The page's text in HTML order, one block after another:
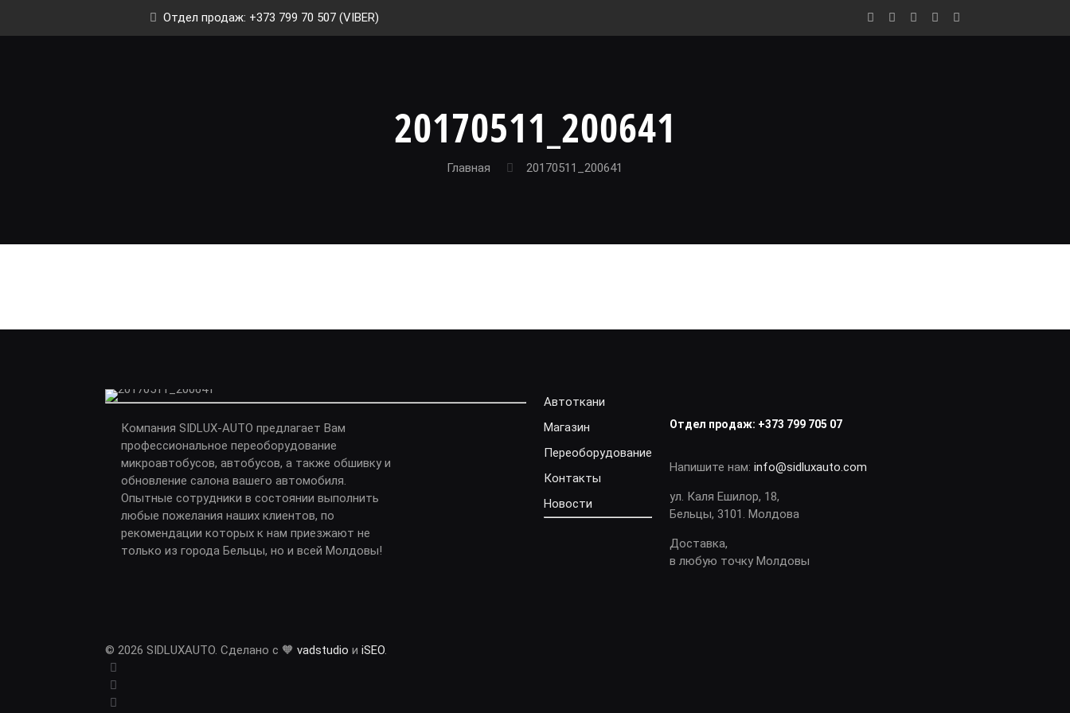
Отдел продаж: +373 799 70 507 (VIBER)
20170511_200641
Главная 20170511_200641
Компания SIDLUX-AUTO предлагает Вам
профессиональное переоборудование
микроавтобусов, автобусов, а также обшивку и
обновление салона вашего автомобиля.
Опытные сотрудники в состоянии выполнить
любые пожелания наших клиентов, по
рекомендации которых к нам приезжают не
только из города Бельцы, но и всей Молдовы!
Автоткани
Магазин
Переоборудование
Контакты
Новости
Отдел продаж: +373 799 705 07
Напишите нам:info@sidluxauto.com
ул. Каля Ешилор, 18,
Бельцы, 3101. Молдова
Доставка,
в любую точку Молдовы
© 2026 SIDLUXAUTO. Сделано с 🧡vadstudio иiSEO.